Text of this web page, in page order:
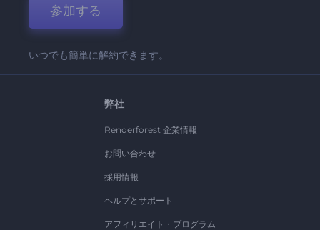
参加する
いつでも簡単に解約できます。
弊社
Renderforest 企業情報
お問い合わせ
採用情報
ヘルプとサポート
アフィリエイト・プログラム